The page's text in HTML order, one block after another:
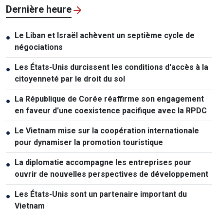
Dernière heure
● Le Liban et Israël achèvent un septième cycle de
négociations
● Les États-Unis durcissent les conditions d'accès à la
citoyenneté par le droit du sol
● La République de Corée réaffirme son engagement
en faveur d'une coexistence pacifique avec la RPDC
● Le Vietnam mise sur la coopération internationale
pour dynamiser la promotion touristique
● La diplomatie accompagne les entreprises pour
ouvrir de nouvelles perspectives de développement
● Les États-Unis sont un partenaire important du
Vietnam